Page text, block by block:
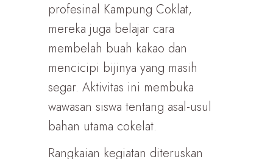
profesinal Kampung Coklat,
mereka juga belajar cara
membelah buah kakao dan
mencicipi bijinya yang masih
segar. Aktivitas ini membuka
wawasan siswa tentang asal-usul
bahan utama cokelat.
Rangkaian kegiatan diteruskan